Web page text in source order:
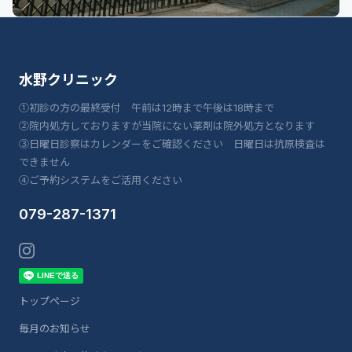
水野クリニック
①初診の方の最終受付 午前は12時まで午後は18時まで
②院内処方しておりますが当院にない薬剤は院外処方となります
③日曜日診察はカレンダーをご確認ください 日曜日は抗原検査は
できません
④ご予約システムをご活用ください
079-287-1371
トップページ
毎月のお知らせ